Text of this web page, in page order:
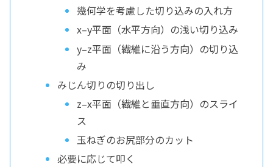
幾何学を考慮した切り込みの入れ方
x–y平面（水平方向）の浅い切り込み
y–z平面（繊維に沿う方向）の切り込
み
みじん切りの切り出し
z–x平面（繊維と垂直方向）のスライ
ス
玉ねぎのお尻部分のカット
必要に応じて叩く